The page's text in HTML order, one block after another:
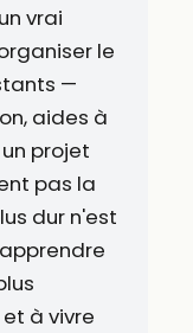
vrai
le
—
aides à
projet
pas la
dur n'est
à vivre